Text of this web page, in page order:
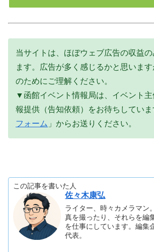
当サイトは、ほぼウェブ広告の収益
ます。広告が多く感じるかと思いま
のためにご理解ください。
▼函館イベント情報局は、イベント
報提供（告知依頼）をお待ちしてい
フォーム 」からお送りください。
この記事を書いた人
佐々木康弘
ライター、時々カメラマン
真を撮ったり、それらを編
を仕事にしています。編集
代表。